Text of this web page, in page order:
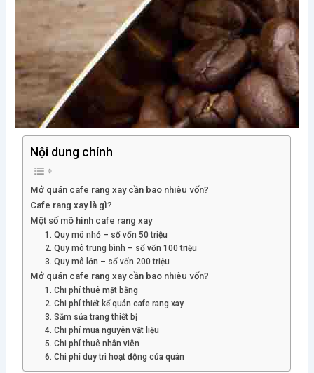
Nội dung chính
Mở quán cafe rang xay cần bao nhiêu vốn?
Cafe rang xay là gì?
Một số mô hình cafe rang xay
1. Quy mô nhỏ – số vốn 50 triệu
2. Quy mô trung bình – số vốn 100 triệu
3. Quy mô lớn – số vốn 200 triệu
Mở quán cafe rang xay cần bao nhiêu vốn?
1. Chi phí thuê mặt bằng
2. Chi phí thiết kế quán cafe rang xay
3. Sắm sửa trang thiết bị
4. Chi phí mua nguyên vật liệu
5. Chi phí thuê nhân viên
6. Chi phí duy trì hoạt động của quán